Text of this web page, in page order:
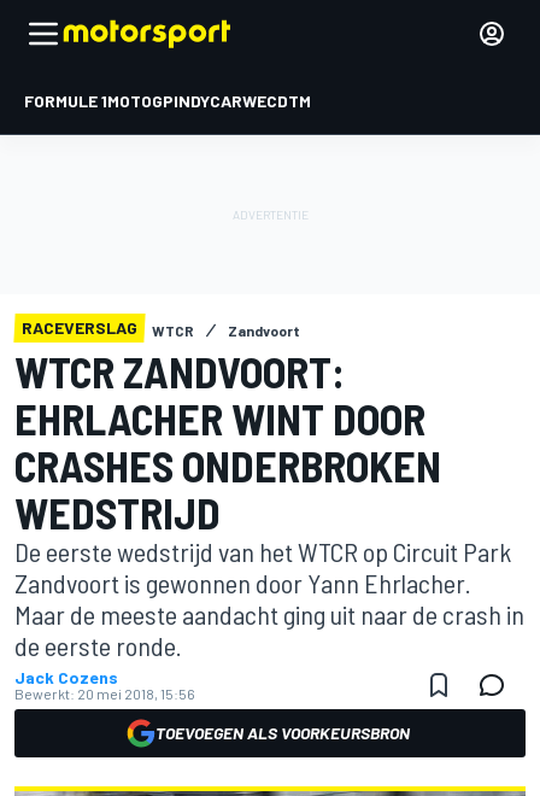
FORMULE 1MOTOGPINDYCARWECDTM
RACEVERSLAG WTCR Zandvoort
WTCR ZANDVOORT:
EHRLACHER WINT DOOR
CRASHES ONDERBROKEN
WEDSTRIJD
De eerste wedstrijd van het WTCR op Circuit Park
Zandvoort is gewonnen door Yann Ehrlacher.
Maar de meeste aandacht ging uit naar de crash in
de eerste ronde.
Jack Cozens
Bewerkt: 20 mei 2018, 15:56
TOEVOEGEN ALS VOORKEURSBRON